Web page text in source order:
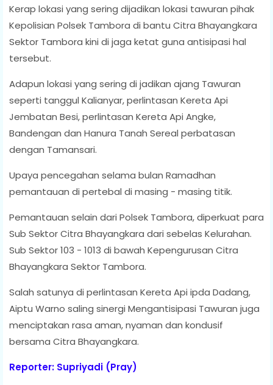
Kerap lokasi yang sering dijadikan lokasi tawuran pihak
Kepolisian Polsek Tambora di bantu Citra Bhayangkara
Sektor Tambora kini di jaga ketat guna antisipasi hal
tersebut.
Adapun lokasi yang sering di jadikan ajang Tawuran
seperti tanggul Kalianyar, perlintasan Kereta Api
Jembatan Besi, perlintasan Kereta Api Angke,
Bandengan dan Hanura Tanah Sereal perbatasan
dengan Tamansari.
Upaya pencegahan selama bulan Ramadhan
pemantauan di pertebal di masing - masing titik.
Pemantauan selain dari Polsek Tambora, diperkuat para
Sub Sektor Citra Bhayangkara dari sebelas Kelurahan.
Sub Sektor 103 - 1013 di bawah Kepengurusan Citra
Bhayangkara Sektor Tambora.
Salah satunya di perlintasan Kereta Api ipda Dadang,
Aiptu Warno saling sinergi Mengantisipasi Tawuran juga
menciptakan rasa aman, nyaman dan kondusif
bersama Citra Bhayangkara.
Reporter: Supriyadi (Pray)